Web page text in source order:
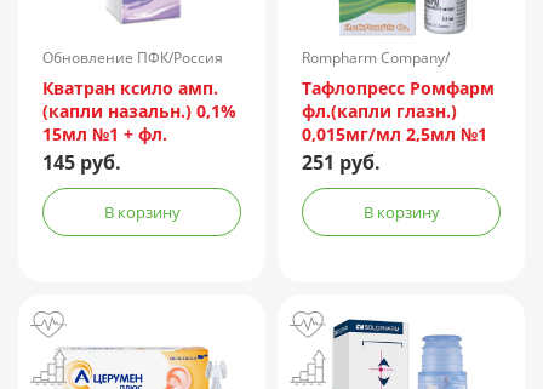
Обновление ПФК/Россия
Кватран ксило амп.
(капли назальн.) 0,1%
15мл №1 + фл.
145 руб.
В корзину
Rompharm Company/
Румыния
Тафлопресс Ромфарм
фл.(капли глазн.)
0,015мг/мл 2,5мл №1
пач.карт.
251 руб.
В корзину